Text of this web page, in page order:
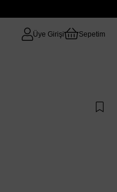
Üye Girişi Sepetim